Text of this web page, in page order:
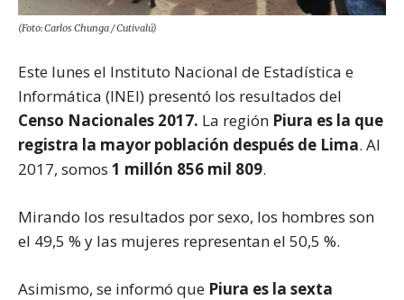
(Foto: Carlos Chunga / Cutivalú)
Este lunes el Instituto Nacional de Estadística e
Informática (INEI) presentó los resultados del
Censo Nacionales 2017. La región Piura es la que
registra la mayor población después de Lima. Al
2017, somos 1 millón 856 mil 809.
Mirando los resultados por sexo, los hombres son
el 49,5 % y las mujeres representan el 50,5 %.
Asimismo, se informó que Piura es la sexta